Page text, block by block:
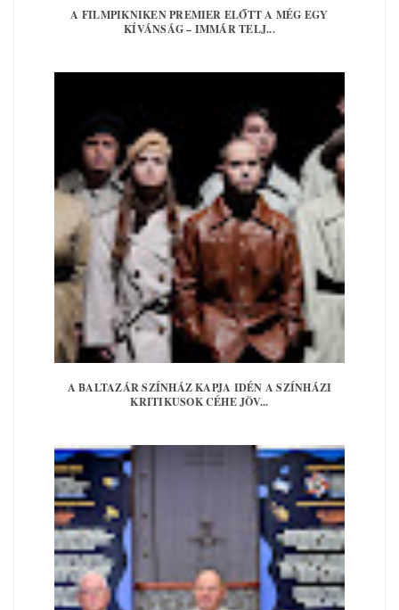
A FILMPIKNIKEN PREMIER ELŐTT A MÉG EGY
KÍVÁNSÁG – IMMÁR TELJ...
A BALTAZÁR SZÍNHÁZ KAPJA IDÉN A SZÍNHÁZI
KRITIKUSOK CÉHE JÖV...